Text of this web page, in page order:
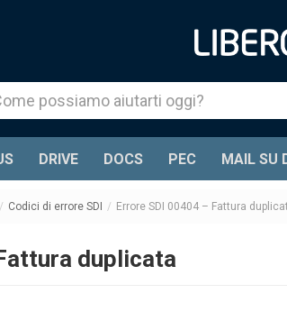
DRIVE DOCS PEC MAIL SU
/ Codici di errore SDI / Errore SDI 00404 – Fattura
duplicata